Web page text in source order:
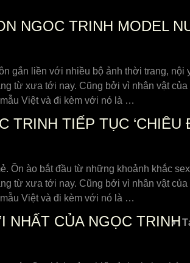
NGOC TRINH MODEL
gắn liền với nhiều bộ ảnh thời trang, nội
từ xưa tới nay. Cũng bởi vì nhân vật
Việt và đi kèm với nó là …
TRINH TIẾP TỤC ‘CHIÊU
Ồn ào bắt đầu từ những khoảnh khắc
từ xưa tới nay. Cũng bởi vì nhân vật
Việt và đi kèm với nó là …
NHẤT CỦA NGỌC TRINH